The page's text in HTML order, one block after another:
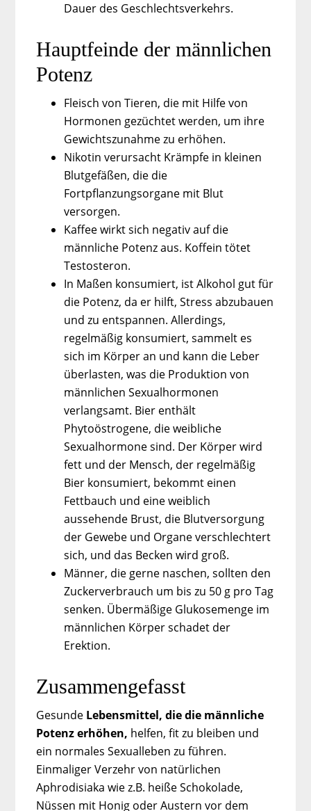
Dauer des Geschlechtsverkehrs.
Hauptfeinde der männlichen
Potenz
Fleisch von Tieren, die mit Hilfe von
Hormonen gezüchtet werden, um ihre
Gewichtszunahme zu erhöhen.
Nikotin verursacht Krämpfe in kleinen
Blutgefäßen, die die
Fortpflanzungsorgane mit Blut
versorgen.
Kaffee wirkt sich negativ auf die
männliche Potenz aus. Koffein tötet
Testosteron.
In Maßen konsumiert, ist Alkohol gut für
die Potenz, da er hilft, Stress abzubauen
und zu entspannen. Allerdings,
regelmäßig konsumiert, sammelt es
sich im Körper an und kann die Leber
überlasten, was die Produktion von
männlichen Sexualhormonen
verlangsamt. Bier enthält
Phytoöstrogene, die weibliche
Sexualhormone sind. Der Körper wird
fett und der Mensch, der regelmäßig
Bier konsumiert, bekommt einen
Fettbauch und eine weiblich
aussehende Brust, die Blutversorgung
der Gewebe und Organe verschlechtert
sich, und das Becken wird groß.
Männer, die gerne naschen, sollten den
Zuckerverbrauch um bis zu 50 g pro Tag
senken. Übermäßige Glukosemenge im
männlichen Körper schadet der
Erektion.
Zusammengefasst
Gesunde Lebensmittel, die die männliche
Potenz erhöhen, helfen, fit zu bleiben und
ein normales Sexualleben zu führen.
Einmaliger Verzehr von natürlichen
Aphrodisiaka wie z.B. heiße Schokolade,
Nüssen mit Honig oder Austern vor dem